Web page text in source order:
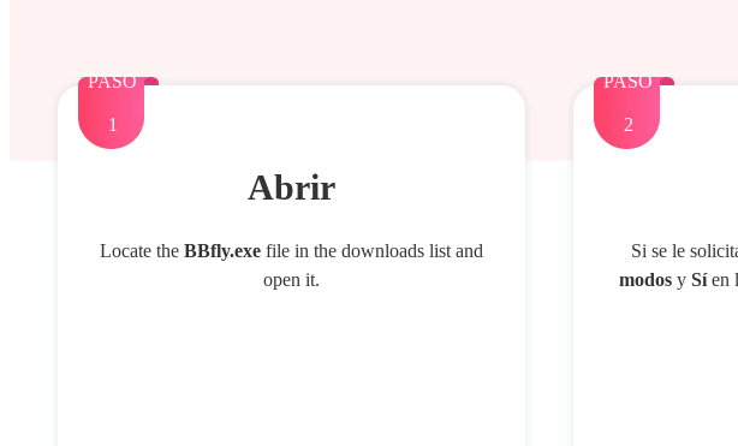
Abrir
Locate theBBfly.exe file in the downloads list and
open it.
PASO
1
Si se le
modosy Síen
PASO
2